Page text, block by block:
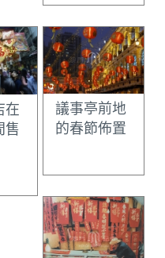
在
售
議事亭前地
的春節佈置